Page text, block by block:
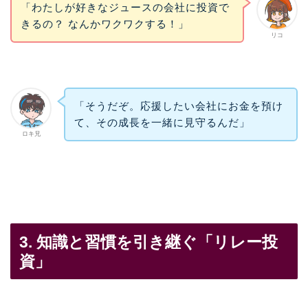
リコ
「わたしが好きなジュースの会社に投資で
きるの？ なんかワクワクする！」
ロキ兄
「そうだぞ。応援したい会社にお金を預け
て、その成長を一緒に見守るんだ」
3. 知識と習慣を引き継ぐ「リレー投
資」